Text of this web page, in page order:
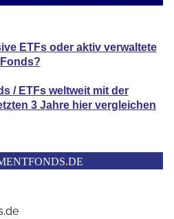
ETFs oder aktiv verwaltete
Fonds?
/ ETFsweltweit mit der
3 Jahre hier vergleichen
.DE